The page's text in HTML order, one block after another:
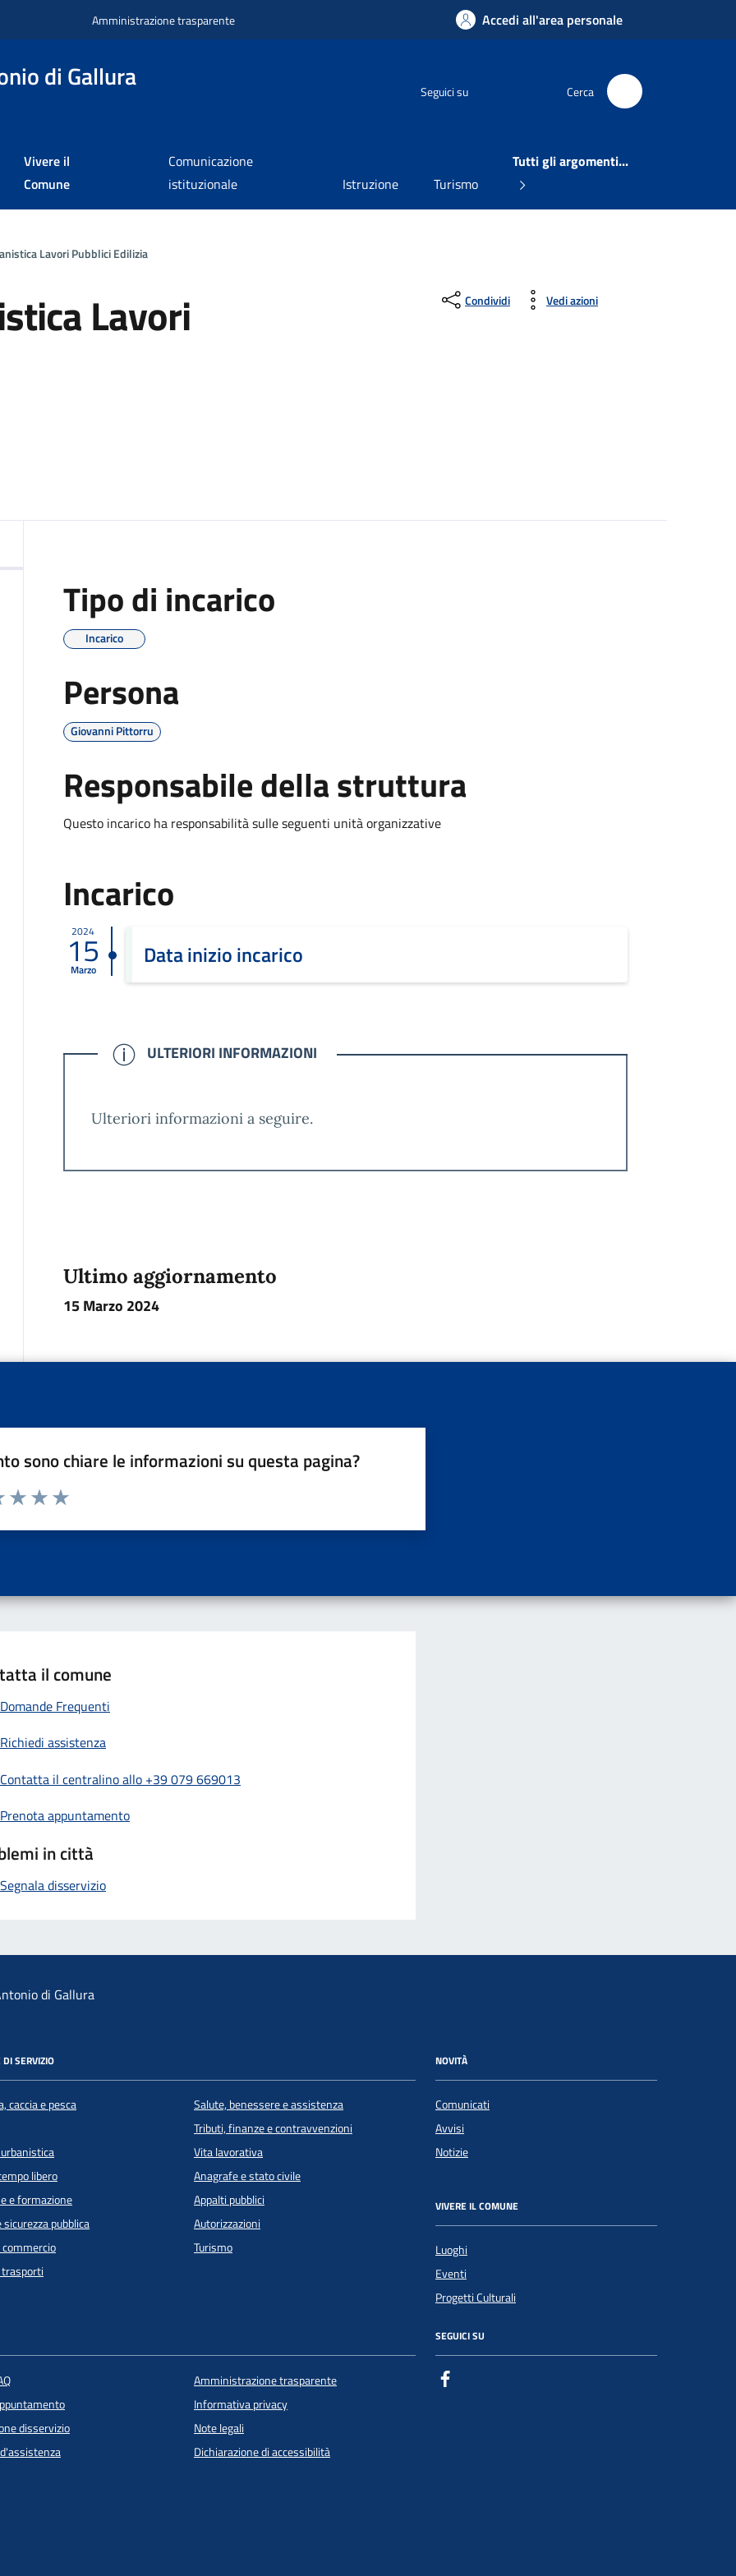
Amministrazione trasparente Accedi all'area personale
di Gallura Seguici su Cerca
Vivere il
Comune
Comunicazione
istituzionale
Istruzione Turismo
Tutti gli argomenti...
Lavori Pubblici Edilizia
Lavori Condividi Vedi azioni
Tipo di incarico
Incarico
Persona
Giovanni Pittorru
Responsabile della struttura
Questo incarico ha responsabilità sulle seguenti unità organizzative
Incarico
2024
15
Marzo
Data inizio incarico
CONFERMATO
ULTERIORI INFORMAZIONI
Ulteriori informazioni a seguire.
Ultimo aggiornamento
15 Marzo 2024
sono chiare le informazioni su questa pagina?
1 a 5 stelle la pagina
il comune
Domande Frequenti
Richiedi assistenza
Contatta il centralino allo +39 079 669013
Prenota appuntamento
in città
Segnala disservizio
di Gallura
DI SERVIZIO
caccia e pesca
libero
e formazione
pubblica
Salute, benessere e assistenza
Tributi, finanze e contravvenzioni
Vita lavorativa
Anagrafe e stato civile
Appalti pubblici
Autorizzazioni
Turismo
NOVITÀ
Comunicati
Avvisi
Notizie
VIVERE IL COMUNE
Luoghi
Eventi
Progetti Culturali
disservizio
Amministrazione trasparente
Informativa privacy
Note legali
Dichiarazione di accessibilità
SEGUICI SU